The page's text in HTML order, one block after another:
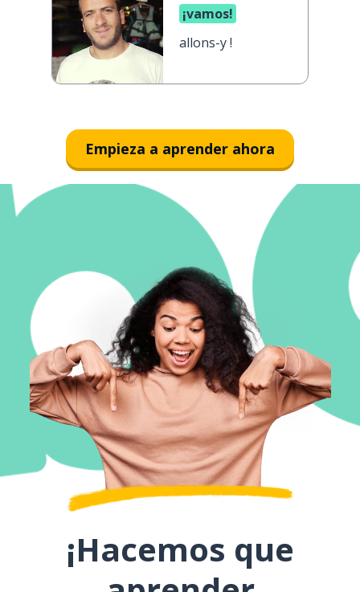
¡vamos!
allons-y !
Empieza a aprender ahora
¡Hacemos que